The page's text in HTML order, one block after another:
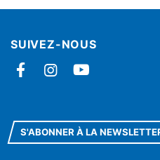
SUIVEZ-NOUS
FacebookInstagram
S'ABONNER À LA